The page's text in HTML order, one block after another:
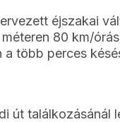
éjszakai
80 km/
a több perces
út találkozásánál